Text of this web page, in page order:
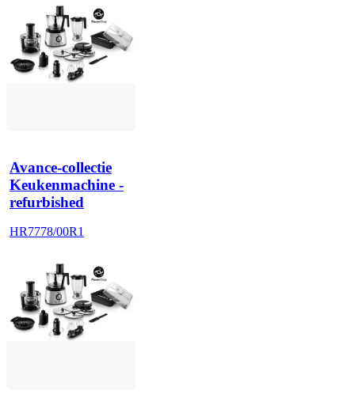
Avance-collectie
Keukenmachine -
refurbished
HR7778/00R1